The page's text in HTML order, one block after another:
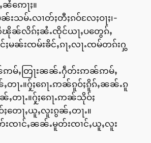
ၼႆဢေႃႈ။
းသမ်ႉလၢတ်ႈတီႈၵဝ်လႄႈဝႃႈ၊-
ၽိုၼ်လိၵ်ႈၼႆႉၸိုင်ယႃႇပတွေၵ်ႇ
မၼ်းၸမ်းၶိင်ႇၵႃႇလႃႉၸမ်တၵ်းႁွ
ၼ်ဢမ်ႇတြႃးၼၼ်ႉႁဵတ်းဢၼ်ဢမ်ႇ
တႃႉ။ႁႂ်ႈၵေႃႉဢၼ်ၵူဝ်ႈၵိူၵ်ႇၼၼ်ႉၵူ
ႇတႃႉ။ႁႂ်ႈၵေႃႉဢၼ်သိုဝ်ႈ
တေႃႇယူႇလူးၵွၼ်ႇတႃႉ။
းၸၢင်ႇၼၼ်ႉမူတ်းၸၢင်ႇယူႇလူး